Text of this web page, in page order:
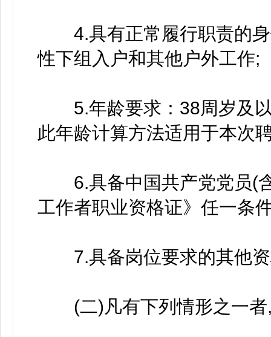
4.具有正常履行职责的身
性下组入户和其他户外工作;
5.年龄要求：38周岁及以
此年龄计算方法适用于本次
6.具备中国共产党党员(含
工作者职业资格证》任一条
7.具备岗位要求的其他资
(二)凡有下列情形之一者,